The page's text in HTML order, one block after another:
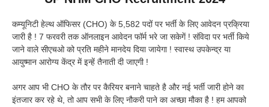
कम्यूनिटी हेल्थ ऑफिसर (CHO) के 5,582 पदों पर भर्ती के लिए आवेदन प्रक्रिया
जारी है ! 7 फरवरी तक ऑनलाइन आवेदन फॉर्म भरे जा सकेगें ! संविदा पर भर्ती किये
जाने वाले सीएचओ को प्रति महीने मानदेय दिया जायेगा ! स्वास्थ उपकेन्द्र या
आयुष्मान आरोग्य केंद्र में इन्हें तैनाती दी जाएगी !
अगर आप भी CHO के तौर पर कैरियर बनाने चाहते है और नई भर्ती जारी होने का
इंतजार कर रहे थे, तो आप सभी के लिए नौकरी पाने का अच्छा मौका है ! हम आपको